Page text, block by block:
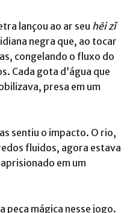
lançou ao ar seu hēi zǐ
negra que, ao tocar
congelando o fluxo do
Cada gota d’água que
presa em um
sentiu o impacto. O rio,
fluidos, agora estava
em um
peça mágica nesse jogo.